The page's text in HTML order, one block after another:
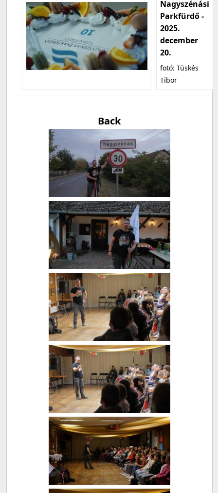
Nagyszénási
Parkfürdő -
2025.
december
20.
fotó: Tüskés
Tibor
Back